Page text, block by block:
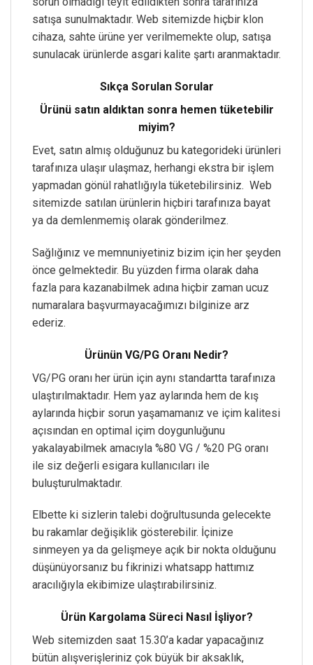
satışa sunulmaktadır. Web sitemizde hiçbir klon
cihaza, sahte ürüne yer verilmemekte olup, satışa
sunulacak ürünlerde asgari kalite şartı aranmaktadır.
Sıkça Sorulan Sorular
Ürünü satın aldıktan sonra hemen tüketebilir
miyim?
Evet, satın almış olduğunuz bu kategorideki ürünleri
tarafınıza ulaşır ulaşmaz, herhangi ekstra bir işlem
yapmadan gönül rahatlığıyla tüketebilirsiniz. Web
sitemizde satılan ürünlerin hiçbiri tarafınıza bayat
ya da demlenmemiş olarak gönderilmez.
Sağlığınız ve memnuniyetiniz bizim için her şeyden
önce gelmektedir. Bu yüzden firma olarak daha
fazla para kazanabilmek adına hiçbir zaman ucuz
numaralara başvurmayacağımızı bilginize arz
ederiz.
Ürünün VG/PG Oranı Nedir?
VG/PG oranı her ürün için aynı standartta tarafınıza
ulaştırılmaktadır. Hem yaz aylarında hem de kış
aylarında hiçbir sorun yaşamamanız ve içim kalitesi
açısından en optimal içim doygunluğunu
yakalayabilmek amacıyla %80 VG / %20 PG oranı
ile siz değerli esigara kullanıcıları ile
buluşturulmaktadır.
Elbette ki sizlerin talebi doğrultusunda gelecekte
bu rakamlar değişiklik gösterebilir. İçinize
sinmeyen ya da gelişmeye açık bir nokta olduğunu
düşünüyorsanız bu fikrinizi whatsapp hattımız
aracılığıyla ekibimize ulaştırabilirsiniz.
Ürün Kargolama Süreci Nasıl İşliyor?
Web sitemizden saat 15.30’a kadar yapacağınız
bütün alışverişleriniz çok büyük bir aksaklık,